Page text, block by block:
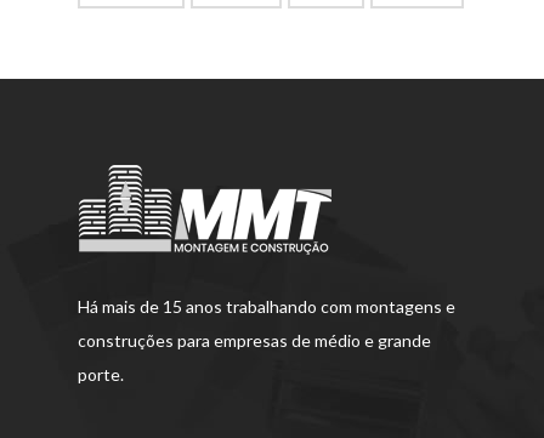
Há mais de 15 anos trabalhando com montagens e
construções para empresas de médio e grande
porte.